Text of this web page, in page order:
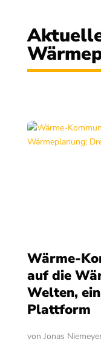
Wärme-
auf die
Welten,
Plattform
von Jonas